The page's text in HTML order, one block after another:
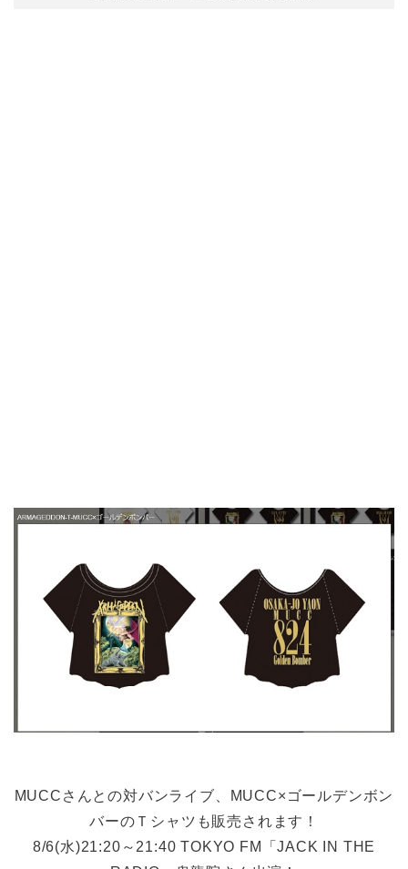
MUCCさんとの対バンライブ、MUCC×ゴールデンボン
バーのＴシャツも販売されます！
8/6(水)21:20～21:40 TOKYO FM「JACK IN THE